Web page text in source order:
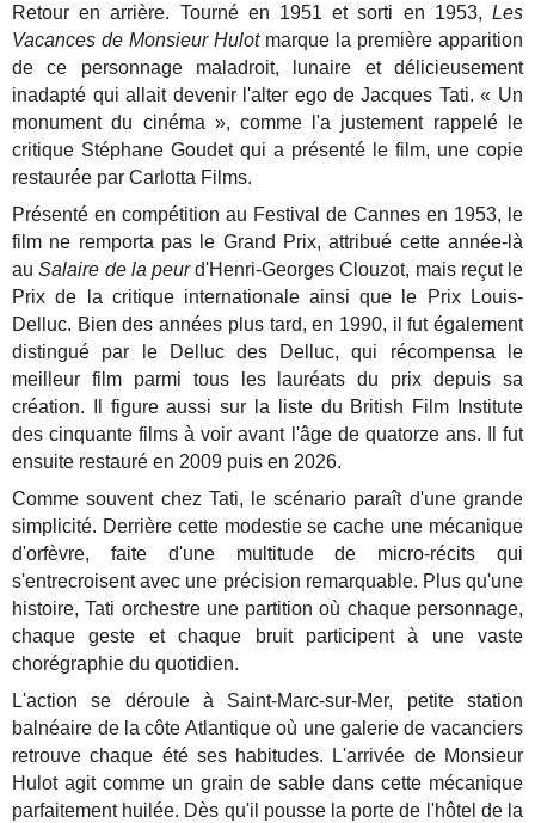
Retour en arrière. Tourné en 1951 et sorti en 1953, Les
Vacances de Monsieur Hulotmarque la première apparition
de ce personnage maladroit, lunaire et délicieusement
inadapté qui allait devenir l'alter ego de Jacques Tati. « Un
monument du cinéma », comme l'a justement rappelé le
critique Stéphane Goudet qui a présenté le film, une copie
restaurée par Carlotta Films.
Présenté en compétition au Festival de Cannes en 1953, le
film ne remporta pas le Grand Prix, attribué cette année-là
auSalaire de la peurd'Henri-Georges Clouzot, mais reçut le
Prix de la critique internationale ainsi que le Prix Louis-
Delluc. Bien des années plus tard, en 1990, il fut également
distingué par le Delluc des Delluc, qui récompensa le
meilleur film parmi tous les lauréats du prix depuis sa
création. Il figure aussi sur la liste du British Film Institute
des cinquante films à voir avant l'âge de quatorze ans. Il fut
ensuite restauré en 2009 puis en 2026.
Comme souvent chez Tati, le scénario paraît d'une grande
simplicité. Derrière cette modestie se cache une mécanique
d'orfèvre, faite d'une multitude de micro-récits qui
s'entrecroisent avec une précision remarquable. Plus qu'une
histoire, Tati orchestre une partition où chaque personnage,
chaque geste et chaque bruit participent à une vaste
chorégraphie du quotidien.
L'action se déroule à Saint-Marc-sur-Mer, petite station
balnéaire de la côte Atlantique où une galerie de vacanciers
retrouve chaque été ses habitudes. L'arrivée de Monsieur
Hulot agit comme un grain de sable dans cette mécanique
parfaitement huilée. Dès qu'il pousse la porte de l'hôtel de la